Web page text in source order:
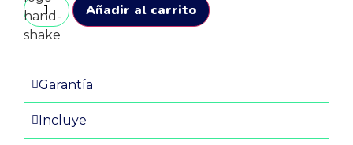
Añadir al carrito
Garantía
Incluye